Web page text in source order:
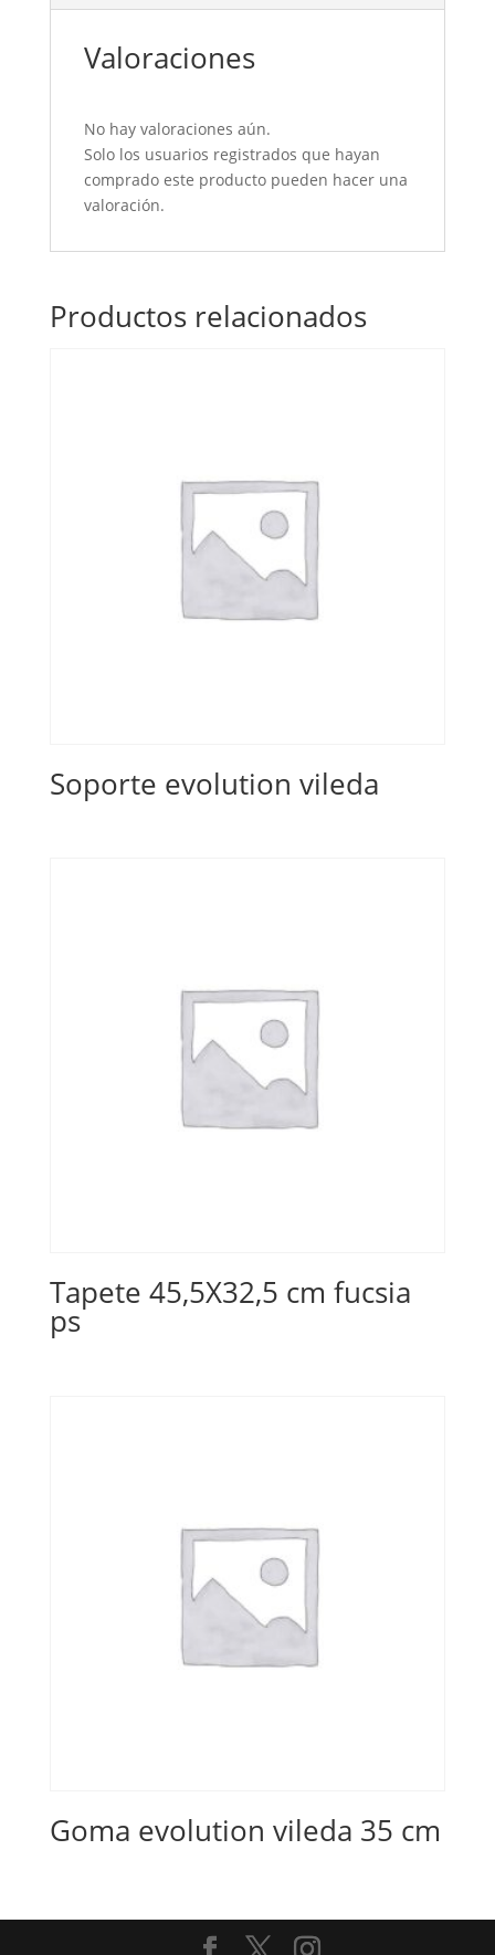
Valoraciones
No hay valoraciones aún.
Solo los usuarios registrados que hayan
comprado este producto pueden hacer una
valoración.
Productos relacionados
Soporte evolution vileda
Tapete 45,5X32,5 cm fucsia
ps
Goma evolution vileda 35 cm